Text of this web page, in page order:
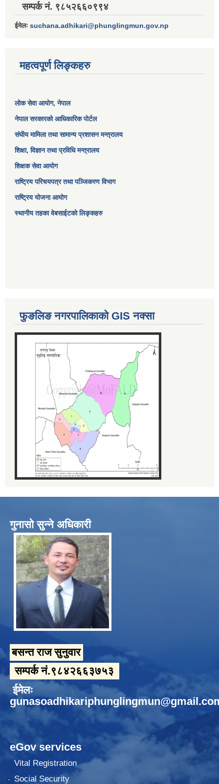
सम्पर्क नं. ९८५२६६०९९४
ईमेलः suchana.adhikari@phunglingmun.gov.np
महत्वपूर्ण लिङ्कहरु
लोक सेवा आयोग, नेपाल
नेपाल सरकारको आधिकारिक पोर्टल
संघीय मामिला तथा सामान्य प्रशासन मन्त्रालय
शिक्षा, विज्ञान तथा प्रविधि मन्त्रालय
शिक्षक सेवा आयोग
राष्ट्रिय परिचयपत्र तथा पञ्जिकरण विभाग
राष्ट्रिय योजना आयोग
स्थानीय तहका वेबसाईटको लिङ्कहरु
फुङलिङ नगरपालिकाको GIS नक्सा
गुनासो सुन्ने अधिकारी
बसन्त राज सुनुवार
सम्पर्क नं.९८४२६६३७५३
ईमेलः
eGov services
Vital Registration
Social Security